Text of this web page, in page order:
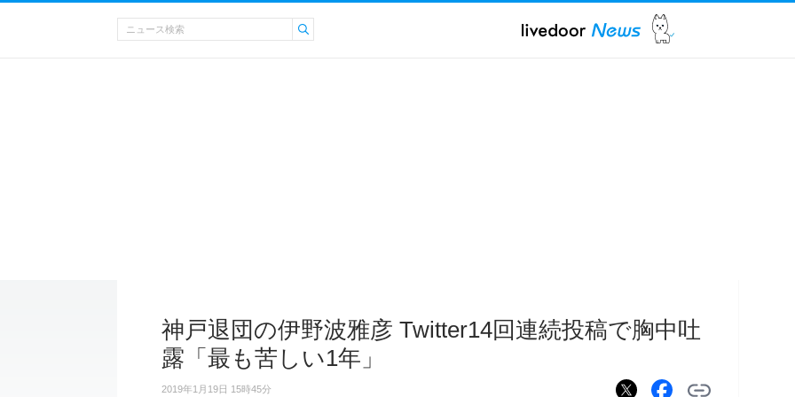
神戸退団の伊野波雅彦 Twitter14回連続投稿で胸中吐
露「最も苦しい1年」
2019年1月19日 15時45分